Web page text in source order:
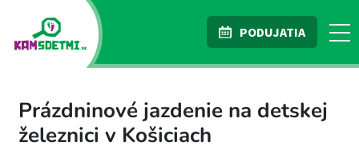
PODUJATIA
Prázdninové jazdenie na detskej
železnici v Košiciach